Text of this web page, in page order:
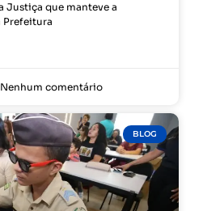
Justiça que manteve a
Prefeitura
Nenhum comentário
BLOG